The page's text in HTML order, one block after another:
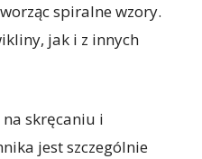
spiralne wzory.
jak i z innych
skręcaniu i
jest szczególnie